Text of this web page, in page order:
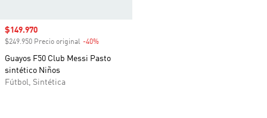
Precio de venta
$149.970
$249.950 Precio original -40%
Guayos F50 Club Messi Pasto
sintético Niños
Fútbol, Sintética